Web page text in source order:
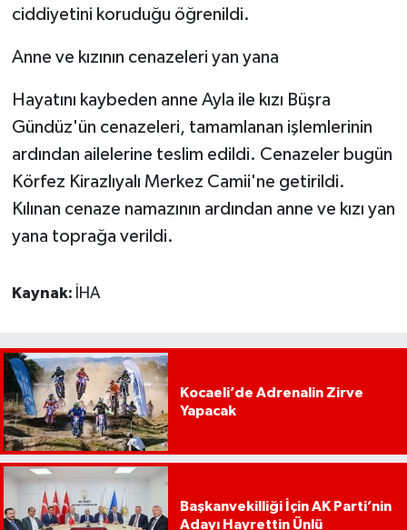
ciddiyetini koruduğu öğrenildi.
Anne ve kızının cenazeleri yan yana
Hayatını kaybeden anne Ayla ile kızı Büşra
Gündüz'ün cenazeleri, tamamlanan işlemlerinin
ardından ailelerine teslim edildi. Cenazeler bugün
Körfez Kirazlıyalı Merkez Camii'ne getirildi.
Kılınan cenaze namazının ardından anne ve kızı yan
yana toprağa verildi.
Kaynak: İHA
Kocaeli’de Adrenalin Zirve
Yapacak
Başkanvekilliği İçin AK Parti’nin
Adayı Hayrettin Ünlü